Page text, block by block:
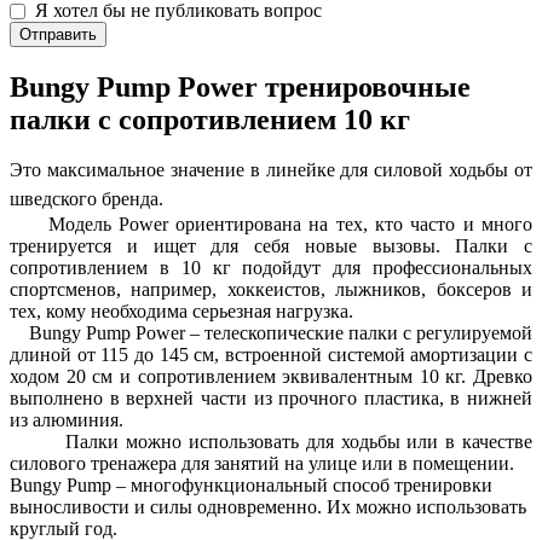
Я хотел бы не публиковать вопрос
Отправить
Bungy Pump Power тренировочные
палки с сопротивлением 10 кг
Это максимальное значение в линейке для силовой ходьбы от
шведского бренда.
Модель Power ориентирована на тех, кто часто и много
тренируется и ищет для себя новые вызовы. Палки с
сопротивлением в 10 кг подойдут для профессиональных
спортсменов, например, хоккеистов, лыжников, боксеров и
тех, кому необходима серьезная нагрузка.
Bungy Pump Power – телескопические палки с регулируемой
длиной от 115 до 145 см, встроенной системой амортизации с
ходом 20 см и сопротивлением эквивалентным 10 кг. Древко
выполнено в верхней части из прочного пластика, в нижней
из алюминия.
Палки можно использовать для ходьбы или в качестве
силового тренажера для занятий на улице или в помещении.
Bungy Pump – многофункциональный способ тренировки
выносливости и силы одновременно. Их можно использовать
круглый год.